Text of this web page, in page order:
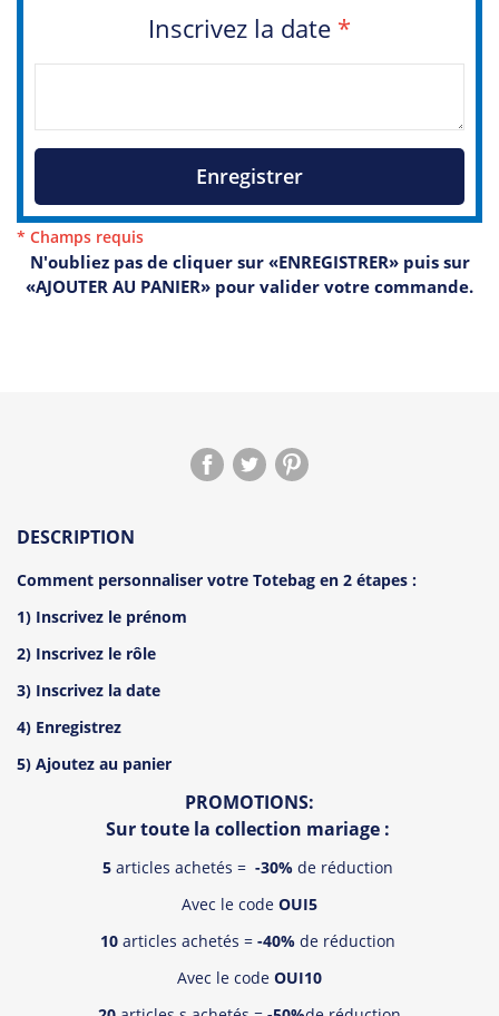
Inscrivez la date *
Enregistrer
* Champs requis
N'oubliez pas de cliquer sur «ENREGISTRER» puis sur
«AJOUTER AU PANIER» pour valider votre commande.
DESCRIPTION
Comment personnaliser votre Totebag en 2 étapes :
1) Inscrivez le prénom
2) Inscrivez le rôle
3) Inscrivez la date
4) Enregistrez
5) Ajoutez au panier
PROMOTIONS:
Sur toute la collection mariage :
5articles achetés = -30%de réduction
Avec le code OUI5
10articles achetés = -40%de réduction
Avec le code OUI10